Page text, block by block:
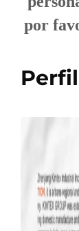
por